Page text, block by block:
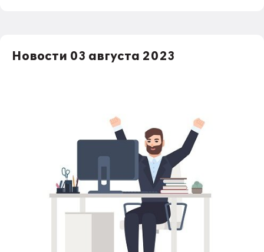
Новости 03 августа 2023